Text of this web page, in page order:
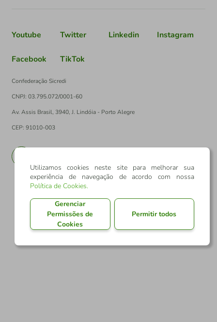
Youtube Twitter Linkedin Instagram
Facebook TikTok
Confederação Sicredi
CNPJ: 03.795.072/0001-60
Av. Assis Brasil, 3940, J. Lindóia - Porto Alegre
CEP: 91010-003
Utilizamos cookies neste site para melhorar sua
experiência de navegação de acordo com nossa
Política de Cookies.
Gerenciar
Permissões de
Cookies
Permitir todos